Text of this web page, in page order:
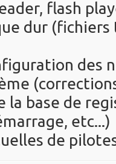
flash
dur
des
la base de
etc...)
de